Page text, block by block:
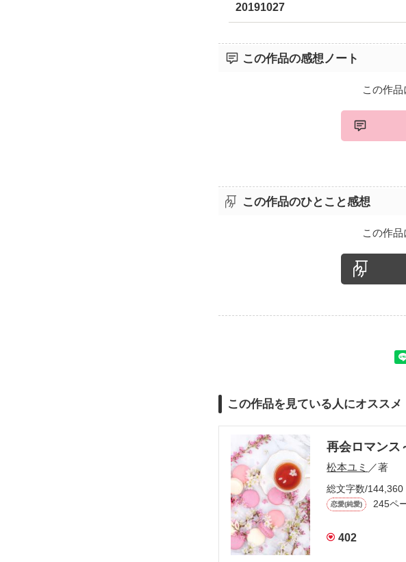
20191027
この作品の感想ノート
この作品
この作品のひとこと感想
この作品
この作品を見ている人にオススメ
再会ロマンス
松本ユミ ／著
総文字数/144,360
恋愛(純愛) 245ペ
402